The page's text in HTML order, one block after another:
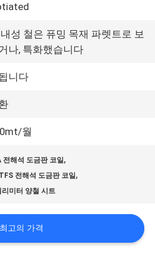
성 철은 퓨밍 목재 파렛트로 보
나, 특화했습니다
니다
월
전해석 도금판 코일,
전해석 도금판 코일,
미터 양철 시트
최고의 가격